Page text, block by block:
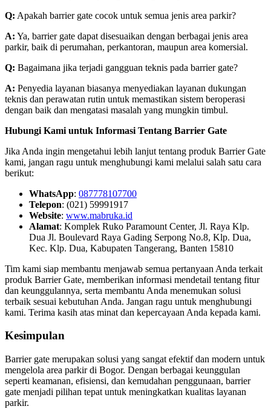
Q: Apakah barrier gate cocok untuk semua jenis area parkir?
A: Ya, barrier gate dapat disesuaikan dengan berbagai jenis area
parkir, baik di perumahan, perkantoran, maupun area komersial.
Q: Bagaimana jika terjadi gangguan teknis pada barrier gate?
A: Penyedia layanan biasanya menyediakan layanan dukungan
teknis dan perawatan rutin untuk memastikan sistem beroperasi
dengan baik dan mengatasi masalah yang mungkin timbul.
Hubungi Kami untuk Informasi Tentang Barrier Gate
Jika Anda ingin mengetahui lebih lanjut tentang produk Barrier Gate
kami, jangan ragu untuk menghubungi kami melalui salah satu cara
berikut:
WhatsApp: 087778107700
Telepon: (021) 59991917
Website: www.mabruka.id
Alamat: Komplek Ruko Paramount Center, Jl. Raya Klp.
Dua Jl. Boulevard Raya Gading Serpong No.8, Klp. Dua,
Kec. Klp. Dua, Kabupaten Tangerang, Banten 15810
Tim kami siap membantu menjawab semua pertanyaan Anda terkait
produk Barrier Gate, memberikan informasi mendetail tentang fitur
dan keunggulannya, serta membantu Anda menemukan solusi
terbaik sesuai kebutuhan Anda. Jangan ragu untuk menghubungi
kami. Terima kasih atas minat dan kepercayaan Anda kepada kami.
Kesimpulan
Barrier gate merupakan solusi yang sangat efektif dan modern untuk
mengelola area parkir di Bogor. Dengan berbagai keunggulan
seperti keamanan, efisiensi, dan kemudahan penggunaan, barrier
gate menjadi pilihan tepat untuk meningkatkan kualitas layanan
parkir.